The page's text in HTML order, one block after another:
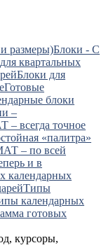
размеры)Блоки - С
квартальных
Блоки для
Готовые
блоки
–
всегда точное
«палитра»
– по всей
и в
календарных
Типы
календарных
готовых
курсоры,